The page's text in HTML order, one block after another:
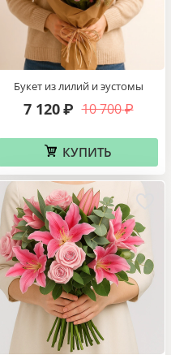
Букет из лилий и эустомы
10 700 ₽
7 120 ₽
КУПИТЬ